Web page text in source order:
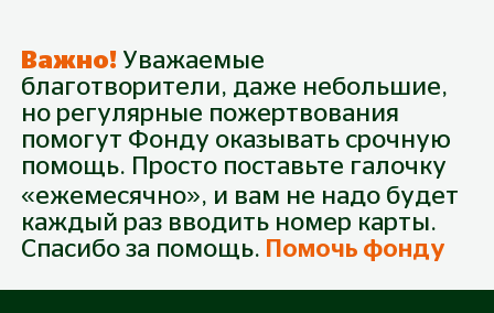
Важно! Уважаемые
благотворители, даже небольшие,
но регулярные пожертвования
помогут Фонду оказывать срочную
помощь. Просто поставьте галочку
«ежемесячно», и вам не надо будет
каждый раз вводить номер карты.
Спасибо за помощь. Помочь фонду